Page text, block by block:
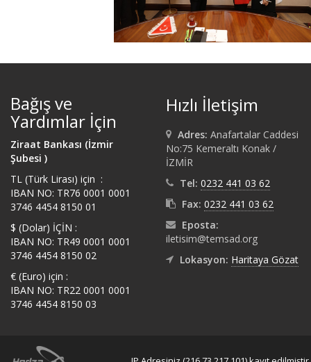
Bağış ve
Yardımlar İçin
Ziraat Bankası (İzmir
Şubesi )
TL (Türk Lirası) için :
IBAN NO: TR76 0001 0001
3746 4454 8150 01
$ (Dolar) İÇİN :
IBAN NO: TR49 0001 0001
3746 4454 8150 02
€ (Euro) için :
IBAN NO: TR22 0001 0001
3746 4454 8150 03
Hızlı İletişim
Adres: Anafartalar Caddesi
No:75 Kemeraltı Konak /
İZMİR
Tel: 0232 441 03 62
Fax: 0232 441 03 62
Eposta:
iletisim@temsad.org
Lokasyon: Haritaya Gözat